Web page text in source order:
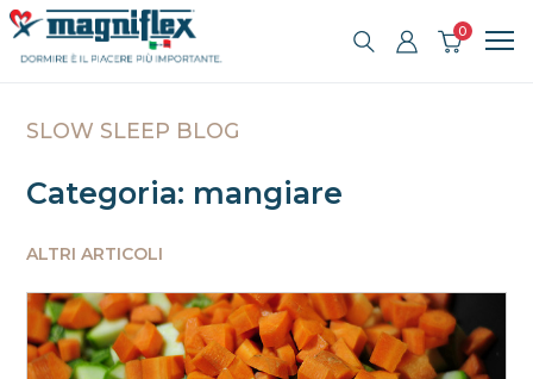
0
SLOW SLEEP BLOG
Categoria: mangiare
ALTRI ARTICOLI